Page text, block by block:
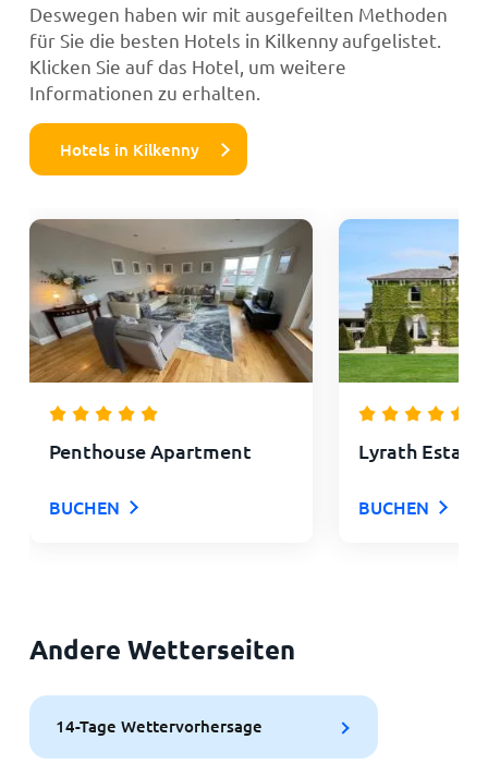
Deswegen haben wir mit ausgefeilten Methoden
für Sie die besten Hotels in Kilkenny aufgelistet.
Klicken Sie auf das Hotel, um weitere
Informationen zu erhalten.
Hotels in Kilkenny
Penthouse Apartment
BUCHEN
Lyrath Estate
BUCHEN
Andere Wetterseiten
14-Tage Wettervorhersage